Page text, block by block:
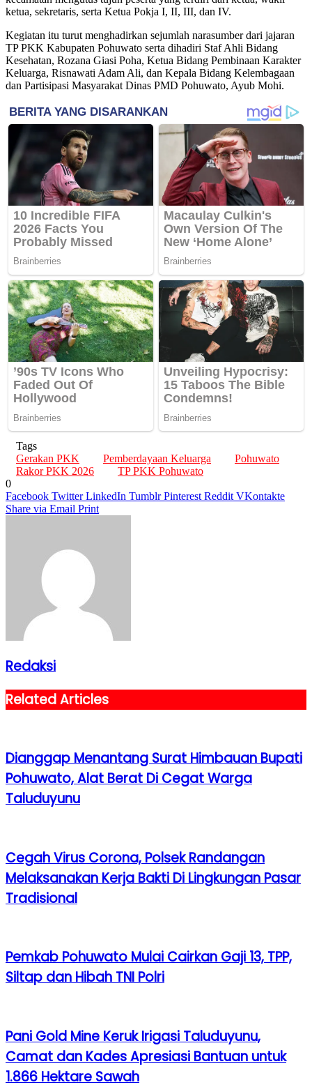
ketua, sekretaris, serta Ketua Pokja I, II, III, dan IV.
Kegiatan itu turut menghadirkan sejumlah narasumber dari jajaran
TP PKK Kabupaten Pohuwato serta dihadiri Staf Ahli Bidang
Kesehatan, Rozana Giasi Poha, Ketua Bidang Pembinaan Karakter
Keluarga, Risnawati Adam Ali, dan Kepala Bidang Kelembagaan
dan Partisipasi Masyarakat Dinas PMD Pohuwato, Ayub Mohi.
Tags
Gerakan PKK
Pemberdayaan Keluarga
Pohuwato
Rakor PKK 2026
TP PKK Pohuwato
0
Facebook Twitter LinkedIn Tumblr Pinterest Reddit VKontakte
Share via Email Print
Redaksi
Related Articles
Dianggap Menantang Surat Himbauan Bupati
Pohuwato, Alat Berat Di Cegat Warga
Taluduyunu
Cegah Virus Corona, Polsek Randangan
Melaksanakan Kerja Bakti Di Lingkungan Pasar
Tradisional
Pemkab Pohuwato Mulai Cairkan Gaji 13, TPP,
Siltap dan Hibah TNI Polri
Pani Gold Mine Keruk Irigasi Taluduyunu,
Camat dan Kades Apresiasi Bantuan untuk
1.866 Hektare Sawah